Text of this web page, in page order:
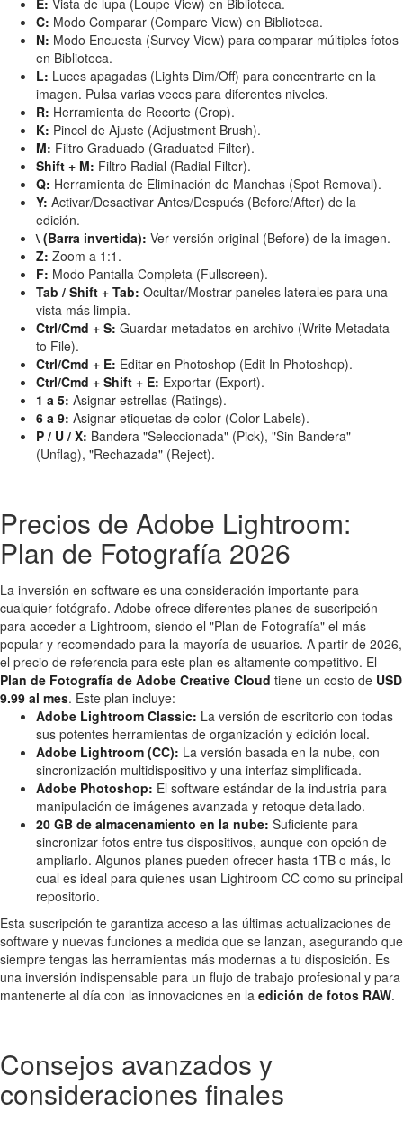
E: Vista de lupa (Loupe View) en Biblioteca.
C: Modo Comparar (Compare View) en Biblioteca.
N: Modo Encuesta (Survey View) para comparar múltiples fotos
en Biblioteca.
L: Luces apagadas (Lights Dim/Off) para concentrarte en la
imagen. Pulsa varias veces para diferentes niveles.
R: Herramienta de Recorte (Crop).
K: Pincel de Ajuste (Adjustment Brush).
M: Filtro Graduado (Graduated Filter).
Shift + M: Filtro Radial (Radial Filter).
Q: Herramienta de Eliminación de Manchas (Spot Removal).
Y: Activar/Desactivar Antes/Después (Before/After) de la
edición.
\ (Barra invertida): Ver versión original (Before) de la imagen.
Z: Zoom a 1:1.
F: Modo Pantalla Completa (Fullscreen).
Tab / Shift + Tab: Ocultar/Mostrar paneles laterales para una
vista más limpia.
Ctrl/Cmd + S: Guardar metadatos en archivo (Write Metadata
to File).
Ctrl/Cmd + E: Editar en Photoshop (Edit In Photoshop).
Ctrl/Cmd + Shift + E: Exportar (Export).
1 a 5: Asignar estrellas (Ratings).
6 a 9: Asignar etiquetas de color (Color Labels).
P / U / X: Bandera "Seleccionada" (Pick), "Sin Bandera"
(Unflag), "Rechazada" (Reject).
Precios de Adobe Lightroom:
Plan de Fotografía 2026
La inversión en software es una consideración importante para
cualquier fotógrafo. Adobe ofrece diferentes planes de suscripción
para acceder a Lightroom, siendo el "Plan de Fotografía" el más
popular y recomendado para la mayoría de usuarios. A partir de 2026,
el precio de referencia para este plan es altamente competitivo. El
Plan de Fotografía de Adobe Creative Cloud tiene un costo de USD
9.99 al mes. Este plan incluye:
Adobe Lightroom Classic: La versión de escritorio con todas
sus potentes herramientas de organización y edición local.
Adobe Lightroom (CC): La versión basada en la nube, con
sincronización multidispositivo y una interfaz simplificada.
Adobe Photoshop: El software estándar de la industria para
manipulación de imágenes avanzada y retoque detallado.
20 GB de almacenamiento en la nube: Suficiente para
sincronizar fotos entre tus dispositivos, aunque con opción de
ampliarlo. Algunos planes pueden ofrecer hasta 1TB o más, lo
cual es ideal para quienes usan Lightroom CC como su principal
repositorio.
Esta suscripción te garantiza acceso a las últimas actualizaciones de
software y nuevas funciones a medida que se lanzan, asegurando que
siempre tengas las herramientas más modernas a tu disposición. Es
una inversión indispensable para un flujo de trabajo profesional y para
mantenerte al día con las innovaciones en la edición de fotos RAW.
Consejos avanzados y
consideraciones finales